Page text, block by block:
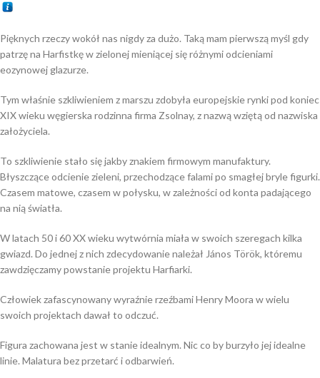
Pięknych rzeczy wokół nas nigdy za dużo. Taką mam pierwszą myśl gdy
patrzę na Harfistkę w zielonej mieniącej się różnymi odcieniami
eozynowej glazurze.
Tym właśnie szkliwieniem z marszu zdobyła europejskie rynki pod koniec
XIX wieku węgierska rodzinna firma Zsolnay, z nazwą wziętą od nazwiska
założyciela.
To szkliwienie stało się jakby znakiem firmowym manufaktury.
Błyszczące odcienie zieleni, przechodzące falami po smagłej bryle figurki.
Czasem matowe, czasem w połysku, w zależności od konta padającego
na nią światła.
W latach 50 i 60 XX wieku wytwórnia miała w swoich szeregach kilka
gwiazd. Do jednej z nich zdecydowanie należał János Török, któremu
zawdzięczamy powstanie projektu Harfiarki.
Człowiek zafascynowany wyraźnie rzeźbami Henry Moora w wielu
swoich projektach dawał to odczuć.
Figura zachowana jest w stanie idealnym. Nic co by burzyło jej idealne
linie. Malatura bez przetarć i odbarwień.